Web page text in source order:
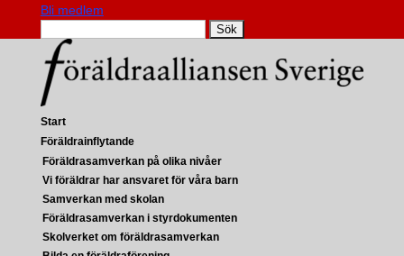
Bli medlem
Start
Föräldrainflytande
Föräldrasamverkan på olika nivåer
Vi föräldrar har ansvaret för våra barn
Samverkan med skolan
Föräldrasamverkan i styrdokumenten
Skolverket om föräldrasamverkan